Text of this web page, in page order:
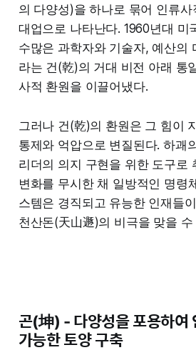
의 다양성)을 하나로 묶어 인류
대업으로 나타난다. 1960년대 미
수많은 과학자와 기술자, 예산의
라는 건(乾)의 거대 비전 아래 통
사적 환원을 이끌어냈다.
그러나 건(乾)의 환원은 그 힘이
통제와 억압으로 변질된다. 하괘
리더의 의지 구현을 위한 도구로
변화를 무시한 채 일방적인 명령
스템은 경직되고 유능한 인재들
천산돈(天山遯)의 비극을 맞을 수
곤(坤) - 다양성을 포용하여
가능한 토양 구축